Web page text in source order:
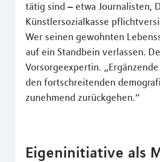
tätig sind – etwa Journalisten,
Künstlersozialkasse
Wer seinen gewohnten
auf ein Standbein verlassen.
Vorsorgeexpertin.
den fortschreitenden
zunehmend zurückgehen.“
Eigeninitiative als